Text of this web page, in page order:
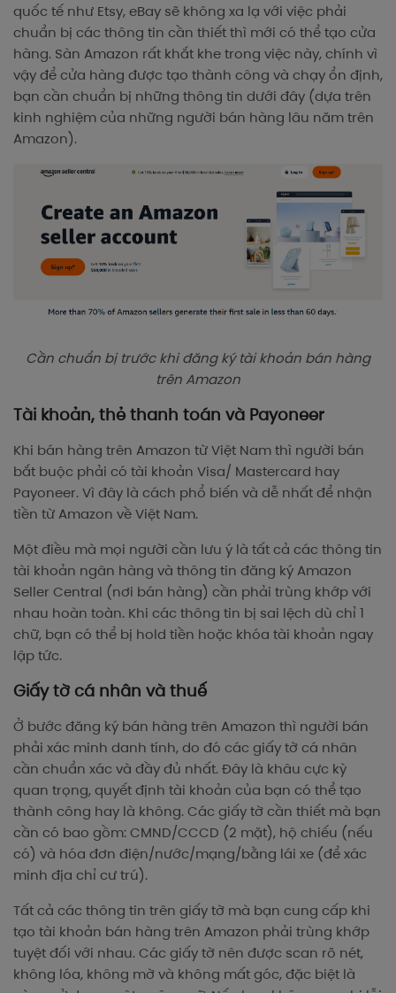
quốc tế như Etsy, eBay sẽ không xa lạ với việc phải
chuẩn bị các thông tin cần thiết thì mới có thể tạo cửa
hàng. Sàn Amazon rất khắt khe trong việc này, chính vì
vậy để cửa hàng được tạo thành công và chạy ổn định,
bạn cần chuẩn bị những thông tin dưới đây (dựa trên
kinh nghiệm của những người bán hàng lâu năm trên
Amazon).
Cần chuẩn bị trước khi đăng ký tài khoản bán hàng
trên Amazon
Tài khoản, thẻ thanh toán và Payoneer
Khi bán hàng trên Amazon từ Việt Nam thì người bán
bắt buộc phải có tài khoản Visa/ Mastercard hay
Payoneer. Vì đây là cách phổ biến và dễ nhất để nhận
tiền từ Amazon về Việt Nam.
Một điều mà mọi người cần lưu ý là tất cả các thông tin
tài khoản ngân hàng và thông tin đăng ký Amazon
Seller Central (nơi bán hàng) cần phải trùng khớp với
nhau hoàn toàn. Khi các thông tin bị sai lệch dù chỉ 1
chữ, bạn có thể bị hold tiền hoặc khóa tài khoản ngay
lập tức.
Giấy tờ cá nhân và thuế
Ở bước đăng ký bán hàng trên Amazon thì người bán
phải xác minh danh tính, do đó các giấy tờ cá nhân
cần chuẩn xác và đầy đủ nhất. Đây là khâu cực kỳ
quan trọng, quyết định tài khoản của bạn có thể tạo
thành công hay là không. Các giấy tờ cần thiết mà bạn
cần có bao gồm: CMND/CCCD (2 mặt), hộ chiếu (nếu
có) và hóa đơn điện/nước/mạng/bằng lái xe (để xác
minh địa chỉ cư trú).
Tất cả các thông tin trên giấy tờ mà bạn cung cấp khi
tạo tài khoản bán hàng trên Amazon phải trùng khớp
tuyệt đối với nhau. Các giấy tờ nên được scan rõ nét,
không lóa, không mờ và không mất góc, đặc biệt là